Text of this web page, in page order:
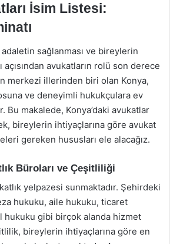
İsim Listesi:
sağlanması ve bireylerin
açısından avukatların rolü son derece
merkezi illerinden biri olan Konya,
ve deneyimli hukukçulara ev
Bu makalede, Konya’daki avukatlar
bireylerin ihtiyaçlarına göre avukat
gereken hususları ele alacağız.
Büroları ve Çeşitliliği
yelpazesi sunmaktadır. Şehirdeki
hukuku, aile hukuku, ticaret
hukuku gibi birçok alanda hizmet
bireylerin ihtiyaçlarına göre en